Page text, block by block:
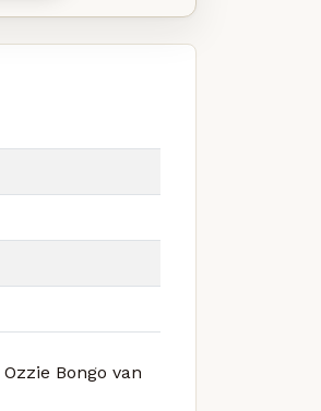
Bongo van